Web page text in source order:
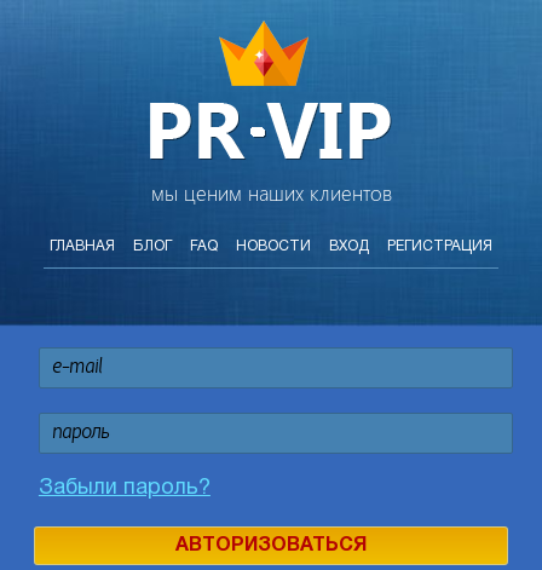
мы ценим наших клиентов
ГЛАВНАЯ БЛОГ FAQ НОВОСТИ ВХОД РЕГИСТРАЦИЯ
Забыли пароль?
АВТОРИЗОВАТЬСЯ